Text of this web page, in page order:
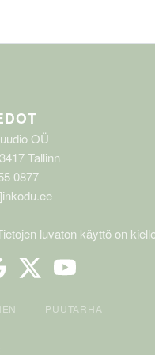
OÜ
Tallinn
0877
luvaton käyttö on
PUUTARHA